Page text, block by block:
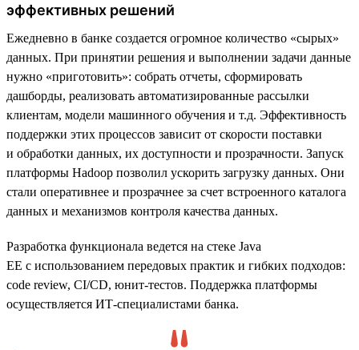
эффективных решений
Ежедневно в банке создается огромное количество «сырых»
данных. При принятии решения и выполнении задачи данные
нужно «приготовить»: собрать отчеты, сформировать
дашборды, реализовать автоматизированные рассылки
клиентам, модели машинного обучения и т.д. Эффективность
поддержки этих процессов зависит от скорости поставки
и обработки данных, их доступности и прозрачности. Запуск
платформы Hadoop позволил ускорить загрузку данных. Они
стали оперативнее и прозрачнее за счет встроенного каталога
данных и механизмов контроля качества данных.
Разработка функционала ведется на стеке Java
EE с использованием передовых практик и гибких подходов:
code review, CI/CD, юнит-тестов. Поддержка платформы
осуществляется ИТ-специалистами банка.